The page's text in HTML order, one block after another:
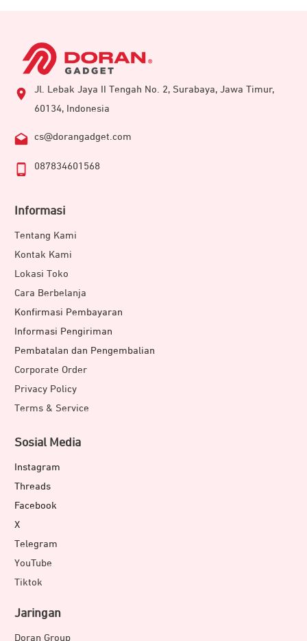
Jl. Lebak Jaya II Tengah No. 2, Surabaya, Jawa Timur,
60134, Indonesia
cs@dorangadget.com
087834601568
Informasi
Tentang Kami
Kontak Kami
Lokasi Toko
Cara Berbelanja
Konfirmasi Pembayaran
Informasi Pengiriman
Pembatalan dan Pengembalian
Corporate Order
Privacy Policy
Terms & Service
Sosial Media
Instagram
Threads
Facebook
X
Telegram
YouTube
Tiktok
Jaringan
Doran Group